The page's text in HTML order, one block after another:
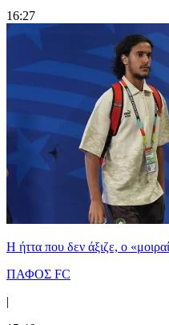
16:27
Η ήττα που δεν άξιζε, ο
ΠΑΦΟΣ FC
|